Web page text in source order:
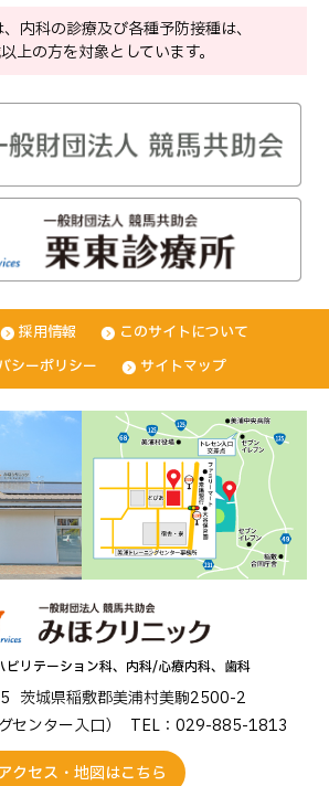
内科の診療及び各種予防接種は、
上の方を対象としています。
採用情報
このサイトについて
シーポリシー
サイトマップ
ビリテーション科、内科/心療内科、歯科
茨城県稲敷郡美浦村美駒2500-2
センター入口）
TEL：029-885-1813
アクセス・地図はこちら